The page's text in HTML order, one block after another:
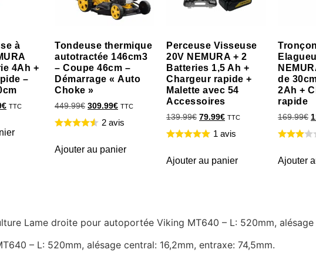
à
4Ah +
–
€ TTC
Tondeuse thermique
autotractée 146cm3
– Coupe 46cm –
Démarrage « Auto
Choke »
449.99€ 309.99€ TTC
2 avis
Ajouter au panier
Perceuse Visseuse
20V NEMURA + 2
Batteries 1,5 Ah +
Chargeur rapide +
Malette avec 54
Accessoires
139.99€ 79.99€ TTC
1 avis
Ajouter au panier
de
2Ah +
rapide
169.99€
Ajouter
Lame droite pour autoportée Viking MT640 – L: 520mm, alésage
– L: 520mm, alésage central: 16,2mm, entraxe: 74,5mm.